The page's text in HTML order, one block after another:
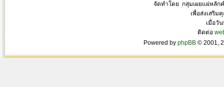
จัดทำโดย กลุ่มเผยแผ่หลัก
เพื่อส่งเสริม
เมื่อวั
ติดต่อ
Powered by phpBB © 2001,